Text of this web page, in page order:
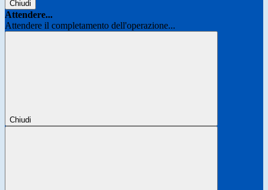
Chiudi
Attendere...
Attendere il completamento dell'operazione...
Chiudi